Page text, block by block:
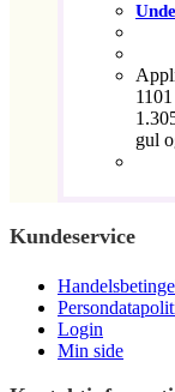
gul
Kundeservice
Login
Min side